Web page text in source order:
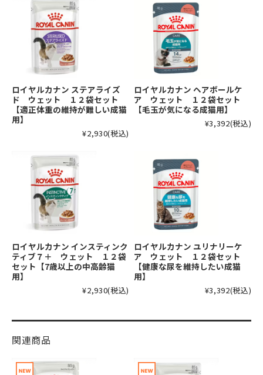
ロイヤルカナン ステアライズ
ド ウェット １２袋セット
【適正体重の維持が難しい成猫
用】
¥2,930(税込)
ロイヤルカナン ヘアボールケ
ア ウェット １２袋セット
【毛玉が気になる成猫用】
¥3,392(税込)
ロイヤルカナン インスティンク
ティブ７＋ ウェット １２袋
セット【7歳以上の中高齢猫
用】
¥2,930(税込)
ロイヤルカナン ユリナリーケ
ア ウェット １２袋セット
【健康な尿を維持したい成猫
用】
¥3,392(税込)
関連商品